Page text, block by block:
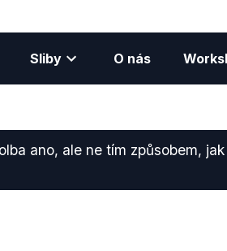
Sliby O nás
ano, ale ne tím způsobem,